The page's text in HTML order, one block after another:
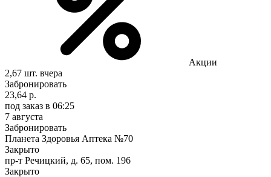
Акции
2,67 шт. вчера
Забронировать
23,64 р.
под заказ в 06:25
7 августа
Забронировать
Планета Здоровья Аптека №70
Закрыто
пр-т Речицкий, д. 65, пом. 196
Закрыто